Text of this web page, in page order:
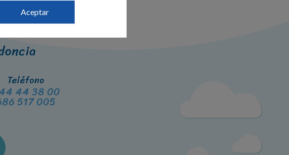
Teléfono
44 38 00
517 005
Aceptar